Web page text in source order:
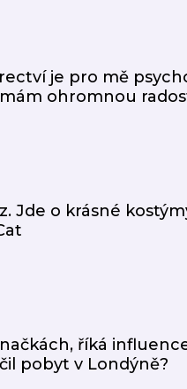
je pro mě
ohromnou
Jde o krásné
říká
pobyt v Londýně?